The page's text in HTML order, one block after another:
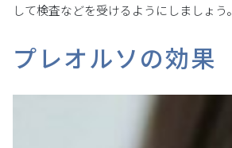
して検査などを受けるようにしましょう。
プレオルソの効果